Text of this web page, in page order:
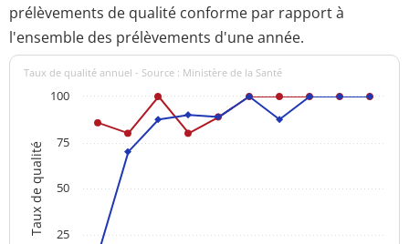
prélèvements de qualité conforme par rapport à
l'ensemble des prélèvements d'une année.
Taux de qualité
Taux de qualité annuel - Source : Ministère de la Santé
25
50
75
100